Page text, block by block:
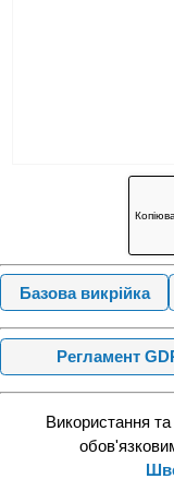
Базова викрійка
Регламент
Використання та